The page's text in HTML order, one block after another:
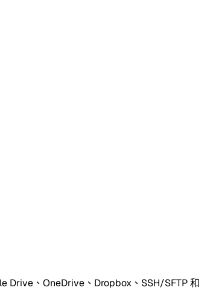
Drive、OneDrive、Dropbox、SSH/SFTP 和